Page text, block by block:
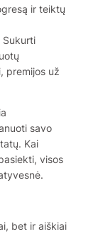
ir teiktų
Sukurti
premijos už
savo
Kai
visos
bet ir aiškiai